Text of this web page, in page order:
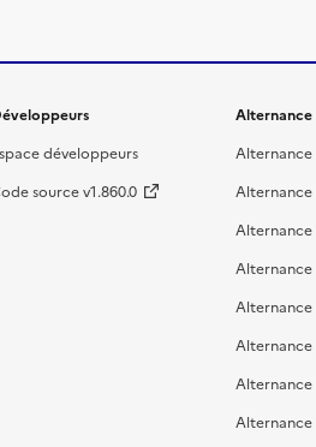
développeurs
source v1.860.0
Alternance
Alternance
Alternance
Alternance
Alternance
Alternance
Alternance
Alternance